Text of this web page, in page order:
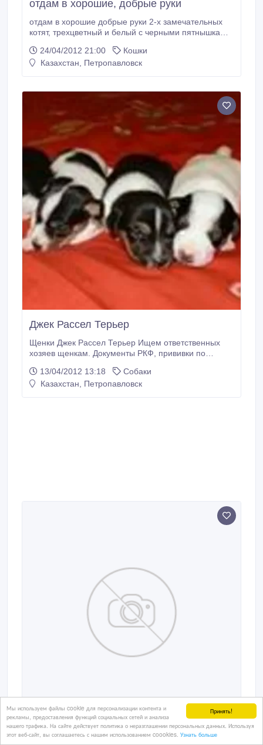
Принять!
Мы используем файлы cookie для персонализации контента и
рекламы, предоставления функций социальных сетей и анализа
нашего трафика. На сайте действует политика о неразглашении персональных данных. Используя
этот веб-сайт, вы соглашаетесь с нашим использованием coookies. Узнать больше
отдам в хорошие, добрые руки
отдам в хорошие добрые руки 2-х замечательных
котят, трехцветный и белый с черными пятнышками,
24/04/2012 21:00
Кошки
Казахстан, Петропавловск
Джек Рассел Терьер
Щенки Джек Рассел Терьер Ищем ответственных
хозяев щенкам. Документы РКФ, прививки по
20000тыс рублей.Звоните вышлем фотки и видео.
13/04/2012 13:18
Собаки
Казахстан, Петропавловск
Куплю терьера йоркширского.